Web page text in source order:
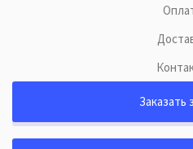
Заказать